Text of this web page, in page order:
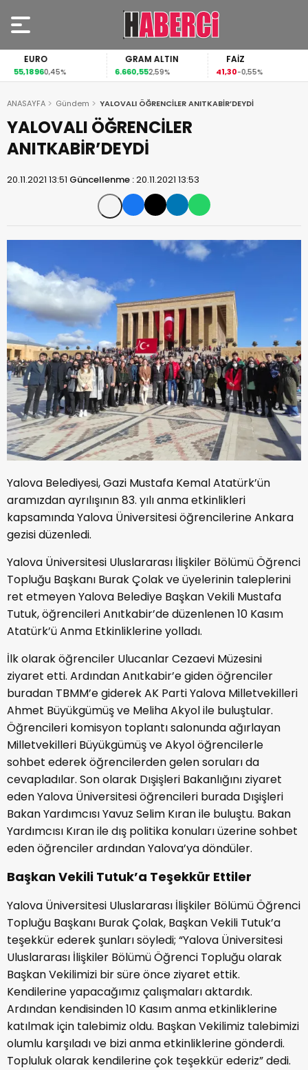
EURO
55,18960,45%
GRAM ALTIN
6.660,552,59%
FAİZ
41,30-0,55%
ANASAYFA Gündem YALOVALI ÖĞRENCİLER ANITKABİR’DEYDİ
YALOVALI ÖĞRENCİLER
ANITKABİR’DEYDİ
20.11.2021 13:51 Güncellenme :20.11.2021 13:53
Yalova Belediyesi, Gazi Mustafa Kemal Atatürk’ün
aramızdan ayrılışının 83. yılı anma etkinlikleri
kapsamında Yalova Üniversitesi öğrencilerine Ankara
gezisi düzenledi.
Yalova Üniversitesi Uluslararası İlişkiler Bölümü Öğrenci
Topluğu Başkanı Burak Çolak ve üyelerinin taleplerini
ret etmeyen Yalova Belediye Başkan Vekili Mustafa
Tutuk, öğrencileri Anıtkabir’de düzenlenen 10 Kasım
Atatürk’ü Anma Etkinliklerine yolladı.
İlk olarak öğrenciler Ulucanlar Cezaevi Müzesini
ziyaret etti. Ardından Anıtkabir’e giden öğrenciler
buradan TBMM’e giderek AK Parti Yalova Milletvekilleri
Ahmet Büyükgümüş ve Meliha Akyol ile buluştular.
Öğrencileri komisyon toplantı salonunda ağırlayan
Milletvekilleri Büyükgümüş ve Akyol öğrencilerle
sohbet ederek öğrencilerden gelen soruları da
cevapladılar. Son olarak Dışişleri Bakanlığını ziyaret
eden Yalova Üniversitesi öğrencileri burada Dışişleri
Bakan Yardımcısı Yavuz Selim Kıran ile buluştu. Bakan
Yardımcısı Kıran ile dış politika konuları üzerine sohbet
eden öğrenciler ardından Yalova’ya döndüler.
Başkan Vekili Tutuk’a Teşekkür Ettiler
Yalova Üniversitesi Uluslararası İlişkiler Bölümü Öğrenci
Topluğu Başkanı Burak Çolak, Başkan Vekili Tutuk’a
teşekkür ederek şunları söyledi; “Yalova Üniversitesi
Uluslararası İlişkiler Bölümü Öğrenci Topluğu olarak
Başkan Vekilimizi bir süre önce ziyaret ettik.
Kendilerine yapacağımız çalışmaları aktardık.
Ardından kendisinden 10 Kasım anma etkinliklerine
katılmak için talebimiz oldu. Başkan Vekilimiz talebimizi
olumlu karşıladı ve bizi anma etkinliklerine gönderdi.
Topluluk olarak kendilerine çok teşekkür ederiz” dedi.